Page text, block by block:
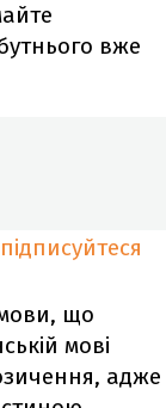
вже
що
мові
адже